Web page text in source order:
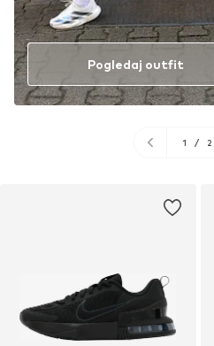
Pogledaj outfit
1 / 2